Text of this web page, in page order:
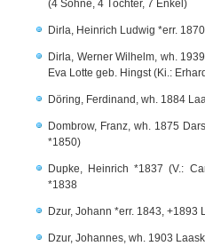
(4 Söhne, 4 Töchter, 7 Enkel)
Dirla, Heinrich Ludwig *err.
Dirla, Werner Wilhelm, wh.
Eva Lotte geb. Hingst (Ki.:
Döring, Ferdinand, wh. 1884
Dombrow, Franz, wh. 1875
*1850)
Dupke, Heinrich *1837 (V.:
*1838
Dzur, Johann *err. 1843, +1893
Dzur, Johannes, wh. 1903